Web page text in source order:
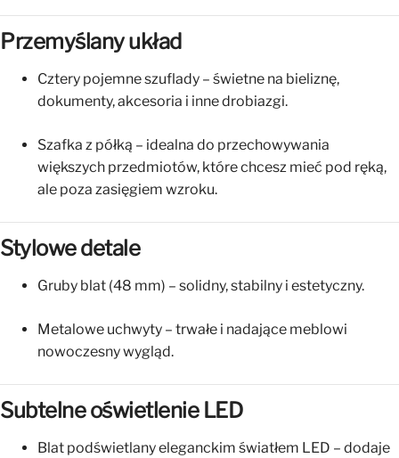
Przemyślany układ
Cztery pojemne szuflady – świetne na bieliznę,
dokumenty, akcesoria i inne drobiazgi.
Szafka z półką – idealna do przechowywania
większych przedmiotów, które chcesz mieć pod ręką,
ale poza zasięgiem wzroku.
Stylowe detale
Gruby blat (48 mm) – solidny, stabilny i estetyczny.
Metalowe uchwyty – trwałe i nadające meblowi
nowoczesny wygląd.
Subtelne oświetlenie LED
Blat podświetlany eleganckim światłem LED – dodaje